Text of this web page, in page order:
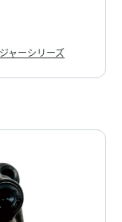
ャーシリーズ